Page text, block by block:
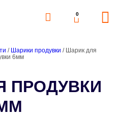
0
/ Шарики продувки / Шарик для
6мм
ПРОДУВКИ